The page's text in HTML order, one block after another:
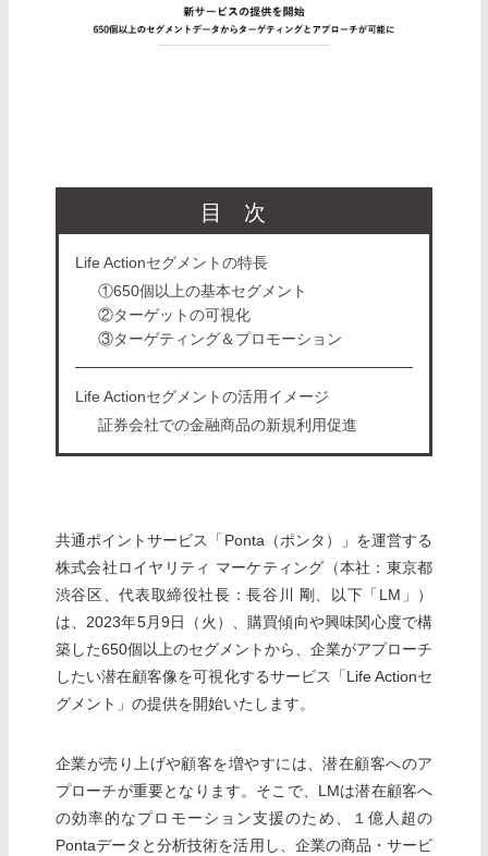
目次
Life Actionセグメントの特長
①650個以上の基本セグメント
②ターゲットの可視化
③ターゲティング＆プロモーション
Life Actionセグメントの活用イメージ
証券会社での金融商品の新規利用促進
共通ポイントサービス「Ponta（ポンタ）」を運営する
株式会社ロイヤリティ マーケティング（本社：東京都
渋谷区、代表取締役社長：長谷川 剛、以下「LM」）
は、2023年5月9日（火）、購買傾向や興味関心度で構
築した650個以上のセグメントから、企業がアプローチ
したい潜在顧客像を可視化するサービス「Life Actionセ
グメント」の提供を開始いたします。
企業が売り上げや顧客を増やすには、潜在顧客へのア
プローチが重要となります。そこで、LMは潜在顧客へ
の効率的なプロモーション支援のため、１億人超の
Pontaデータと分析技術を活用し、企業の商品・サービ